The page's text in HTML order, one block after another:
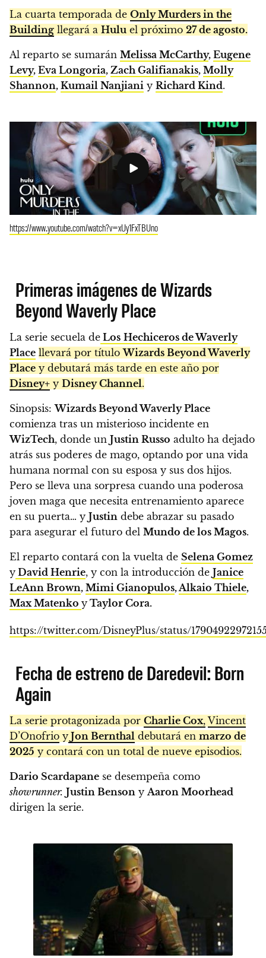
La cuarta temporada de Only Murders in the
Building llegará a Huluel próximo 27 de agosto.
Al reparto se sumarán Melissa McCarthy, Eugene
Levy, Eva Longoria, Zach Galifianakis, Molly
Shannon, Kumail Nanjiani y Richard Kind.
https://www.youtube.com/watch?v=xUy1FxTBUno
Primeras imágenes de Wizards
Beyond Waverly Place
La serie secuela de Los Hechiceros de Waverly
Place llevará por títuloWizards Beyond Waverly
Place y debutará más tarde en este año por
Disney+ y Disney Channel.
Sinopsis:Wizards Beyond Waverly Place
comienza tras un misterioso incidente en
WizTech, donde un Justin Russo adulto ha dejado
atrás sus poderes de mago, optando por una vida
humana normal con su esposa y sus dos hijos.
Pero se lleva una sorpresa cuando una poderosa
joven maga que necesita entrenamiento aparece
en su puerta… y Justin debe abrazar su pasado
para asegurar el futuro del Mundo de los Magos.
El reparto contará con la vuelta de Selena Gomez
y David Henrie, y con la introducción de Janice
LeAnn Brown, Mimi Gianopulos,Alkaio Thiele,
Max Matenko y Taylor Cora.
https://twitter.com/DisneyPlus/status/
Fecha de estreno de Daredevil: Born
Again
La serie protagonizada por Charlie Cox, Vincent
D’Onofrio y Jon Bernthal debutará en marzo de
2025 y contará con un total de nueve episodios.
Dario Scardapane se desempeña como
showrunner. Justin Benson y Aaron Moorhead
dirigen la serie.